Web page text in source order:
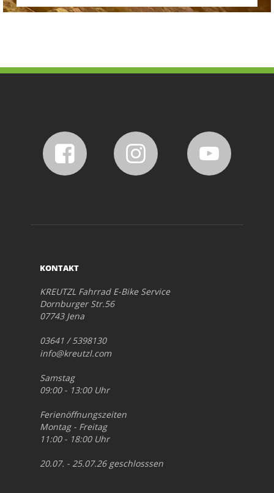
KONTAKT
KREUTZL Fahrrad E-Bike Service
Dornburger Str.56
07743 Jena
03641 / 5398130
info@kreutzl.com
Samstag
09:00 - 13:00 Uhr
Ferienöffnungszeiten
Montag - Freitag
11:00 - 18:00 Uhr
20.07. - 25.07.26 geschlosssen